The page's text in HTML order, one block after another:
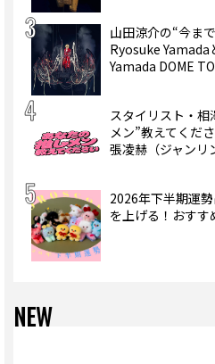
山田涼介の“今ま
Ryosuke
Yamada DOME
スタイリスト・相
メン”教えてくだ
張凌赫（ジャンリ
2026年下半期運
を上げる！おすす
NEW